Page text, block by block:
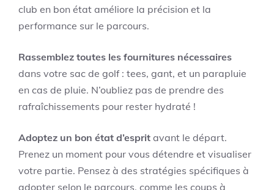
club en bon état améliore la précision et la
performance sur le parcours.
Rassemblez toutes les fournitures nécessaires
dans votre sac de golf : tees, gant, et un parapluie
en cas de pluie. N’oubliez pas de prendre des
rafraîchissements pour rester hydraté !
Adoptez un bon état d’esprit avant le départ.
Prenez un moment pour vous détendre et visualiser
votre partie. Pensez à des stratégies spécifiques à
adopter selon le parcours, comme les coups à